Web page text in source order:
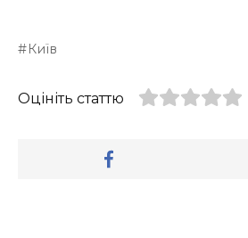
Київ
Оцініть статтю